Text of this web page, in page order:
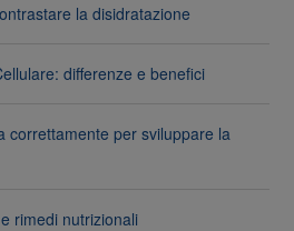
la disidratazione
differenze e benefici
correttamente per sviluppare la
rimedi nutrizionali